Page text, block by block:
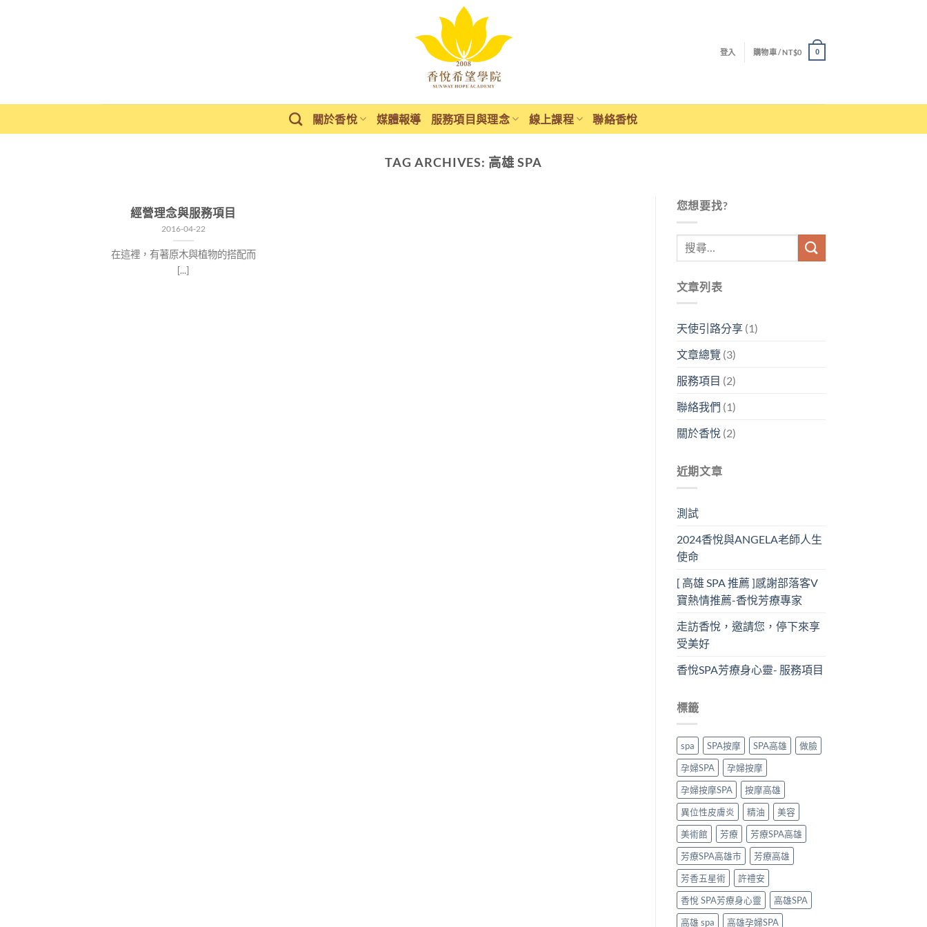
登入 購物車 /NT$0 0
關於香悅 媒體報導 服務項目與理念 線上課程 聯絡香悅
TAG ARCHIVES: 高雄 SPA
經營理念與服務項目
2016-04-22
在這裡，有著原木與植物的搭配而
[...]
您想要找?
文章列表
天使引路分享(1)
文章總覽(3)
服務項目 (2)
聯絡我們 (1)
關於香悅(2)
近期文章
測試
2024香悅與ANGELA老師人生
使命
[ 高雄 SPA 推薦 ]感謝部落客V
寶熱情推薦-香悅芳療專家
走訪香悅，邀請您，停下來享
受美好
香悅SPA芳療身心靈- 服務項目
標籤
spa SPA按摩 SPA高雄
做臉
孕婦SPA
孕婦按摩
孕婦按摩SPA
按摩高雄
異位性皮膚炎
精油
美容
美術館
芳療
芳療SPA高雄
芳療SPA高雄市
芳療高雄
芳香五星術
許禮安
香悅 SPA芳療身心靈
高雄SPA
高雄 spa
高雄孕婦SPA